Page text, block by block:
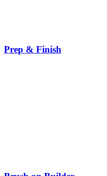
Prep & Finish